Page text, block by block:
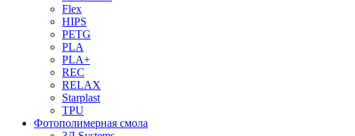
Flex
HIPS
PETG
PLA
PLA+
REC
RELAX
Starplast
TPU
Фотополимерная смола